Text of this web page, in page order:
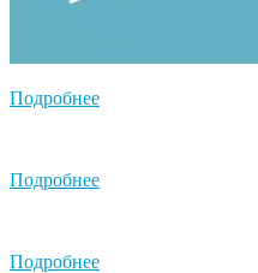
Подробнее
Подробнее
Подробнее